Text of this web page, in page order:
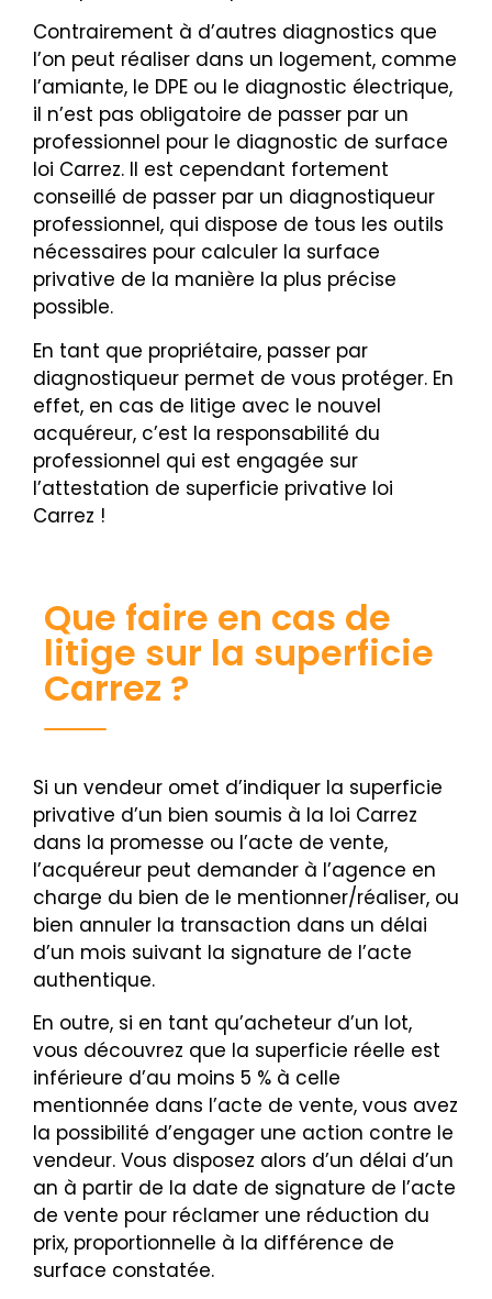
Contrairement à d’autres diagnostics que
l’on peut réaliser dans un logement, comme
l’amiante, le DPE ou le diagnostic électrique,
il n’est pas obligatoire de passer par un
professionnel pour le diagnostic de surface
loi Carrez. Il est cependant fortement
conseillé de passer par un diagnostiqueur
professionnel, qui dispose de tous les outils
nécessaires pour calculer la surface
privative de la manière la plus précise
possible.
En tant que propriétaire, passer par
diagnostiqueur permet de vous protéger. En
effet, en cas de litige avec le nouvel
acquéreur, c’est la responsabilité du
professionnel qui est engagée sur
l’attestation de superficie privative loi
Carrez !
Que faire en cas de
litige sur la superficie
Carrez ?
Si un vendeur omet d’indiquer la superficie
privative d’un bien soumis à la loi Carrez
dans la promesse ou l’acte de vente,
l’acquéreur peut demander à l’agence en
charge du bien de le mentionner/réaliser, ou
bien annuler la transaction dans un délai
d’un mois suivant la signature de l’acte
authentique.
En outre, si en tant qu’acheteur d’un lot,
vous découvrez que la superficie réelle est
inférieure d’au moins 5 % à celle
mentionnée dans l’acte de vente, vous avez
la possibilité d’engager une action contre le
vendeur. Vous disposez alors d’un délai d’un
an à partir de la date de signature de l’acte
de vente pour réclamer une réduction du
prix, proportionnelle à la différence de
surface constatée.